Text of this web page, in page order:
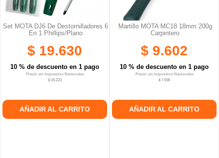
Set MOTA DJ6 De Destornilladores 6
En 1 Phillips/Plano
$ 19.630
10 % de descuento en 1 pago
Precio sin Impuestos Nacionales
$ 16.223
AÑADIR AL CARRITO
Martillo MOTA MC18 18mm 200g
Carpintero
$ 9.602
10 % de descuento en 1 pago
Precio sin Impuestos Nacionales
$ 7.936
AÑADIR AL CARRITO